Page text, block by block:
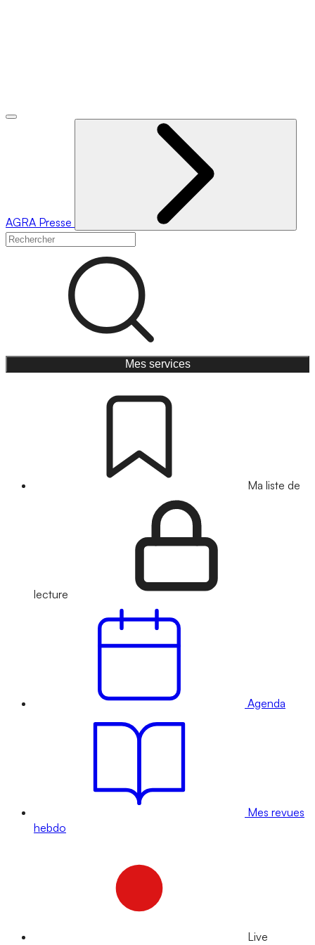
AGRA Presse
Mes services
Ma liste de
lecture
Agenda
Mes revues
hebdo
Live